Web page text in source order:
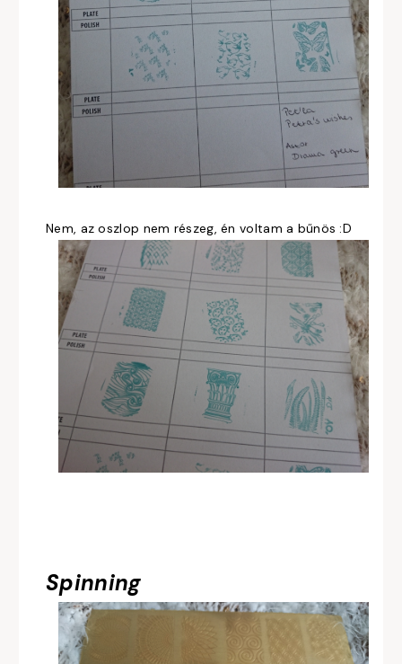
Nem, az oszlop nem részeg, én voltam a bűnös :D
Spinning